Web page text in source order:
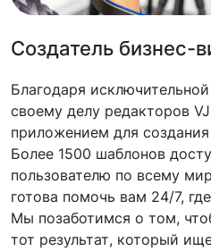
Создатель бизнес-
Благодаря
своему делу редакторов
приложением для
Более 1500 шаблонов
пользователю по всему
готова помочь вам 24/7,
Мы позаботимся о том,
тот результат, который